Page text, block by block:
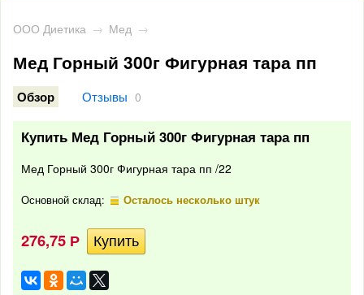
ООО Диетика → Мед →
Мед Горный 300г Фигурная тара пп
Обзор Отзывы 0
Купить Мед Горный 300г Фигурная тара пп
Мед Горный 300г Фигурная тара пп /22
Основной склад: Осталось несколько штук
276,75 Р